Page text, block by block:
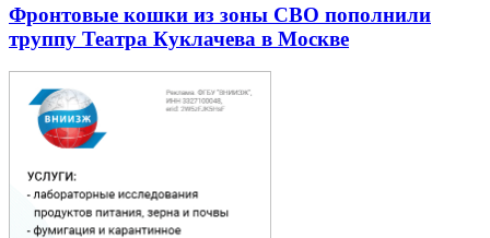
Фронтовые кошки из зоны СВО пополнили
труппу Театра Куклачева в Москве